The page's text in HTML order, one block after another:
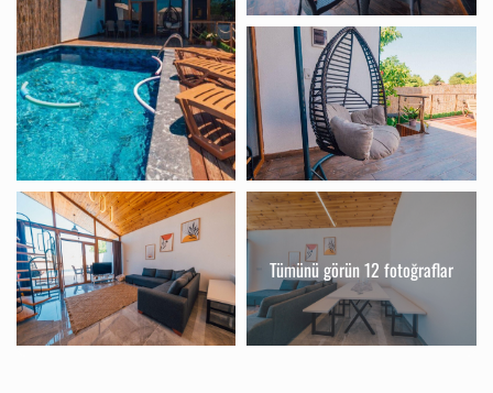
Tümünü görün 12 fotoğraflar